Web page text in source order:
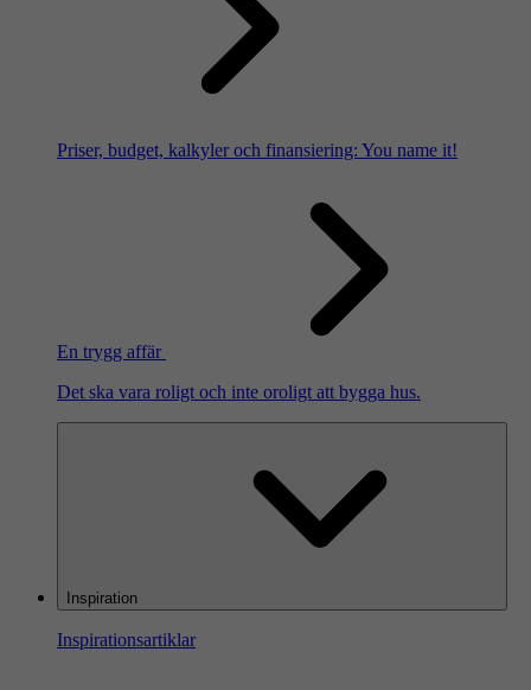
Priser, budget, kalkyler och finansiering: You name it!
En trygg affär
Det ska vara roligt och inte oroligt att bygga hus.
Inspiration
Inspirationsartiklar